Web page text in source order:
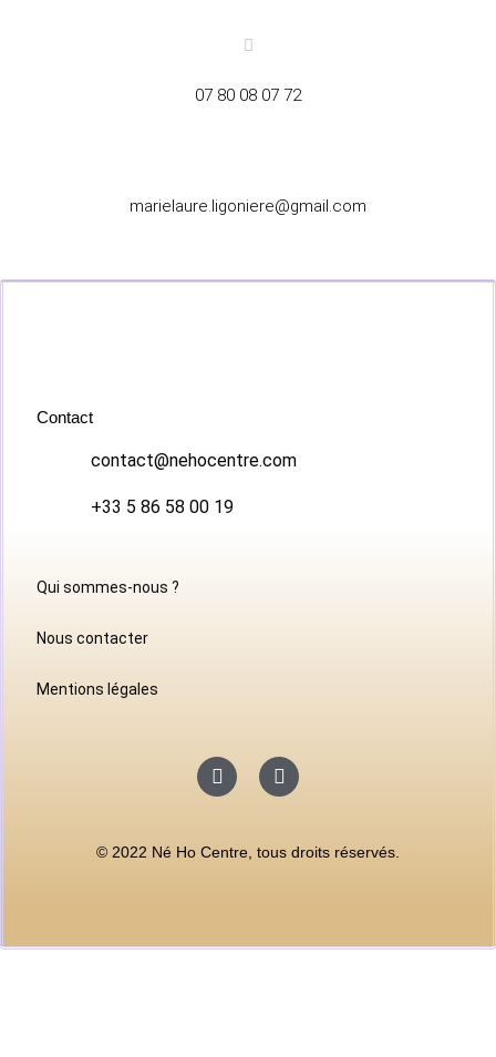
07 80 08 07 72
marielaure.ligoniere@gmail.com
Contact
contact@nehocentre.com
+33 5 86 58 00 19
Qui sommes-nous ?
Nous contacter
Mentions légales
© 2022 Né Ho Centre, tous droits réservés.